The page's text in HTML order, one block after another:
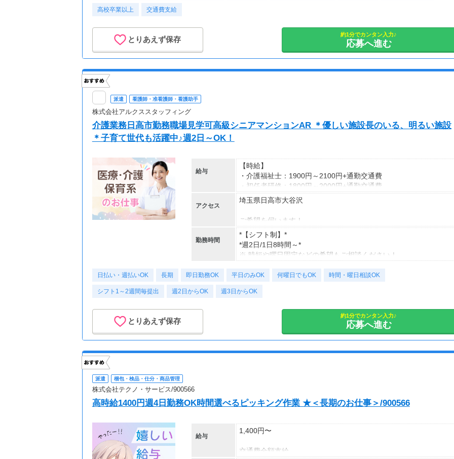
高校卒業以上 交通費支給
とりあえず保存
約1分でカンタン入力♪
応募へ進む
派遣 看護師・准看護師・看護助手
株式会社アルクススタッフィング
介護業務日高市勤務職場見学可高級シニアマンションAR ＊優しい施設長のいる、明るい施設
＊子育て世代も活躍中♪週2日～OK！
給与
【時給】
・介護福祉士：1900円～2100円+通勤交通費
・初任者研修：1800円～2000円+通勤交通費
・無資格：1500円～+通勤交通費
※22時～翌5時は別途深夜手当を支給
*＊嬉しい日払いOK*
あなたの頑張りをきちんと評価します！
【月収例】
しっかり働く！週5フルタイムの場合
時給2100円×1日8時間×月22日＝36万9,600円
仕事以外の時間も確保＊週3日勤務の場合
時給1800円×1日8時間×月12日＝17万2,800円
アクセス
埼玉県日高市大谷沢
ご希望を伺います！
※受動喫煙対策有（屋内禁煙）
車・バイク・自転車での通勤もOK
※規定があるので、ご希望の方はご相談ください＊
勤務時間
*【シフト制】*
*週2日/1日8時間～*
※ 時短や曜日固定などの希望もご相談ください！
【勤務時間例】
日勤 9：00～18：00（休憩1時間）
夜勤 16：00～10：00（休憩2時間）など
あなたのライフスタイルに合わせたお時間でご提案します＊
お仕事のスタート日の調整も可能＊
まずはご応募お待ちしております。
日払い・週払いOK 長期 即日勤務OK 平日のみOK 何曜日でもOK 時間・曜日相談OK
シフト1～2週間毎提出 週2日からOK 週3日からOK
とりあえず保存
約1分でカンタン入力♪
応募へ進む
派遣 梱包・検品・仕分・商品管理
株式会社テクノ・サービス/900566
高時給1400円週4日勤務OK時間選べるピッキング作業 ★＜長期のお仕事＞/900566
給与
1,400円〜
交通費全額支給